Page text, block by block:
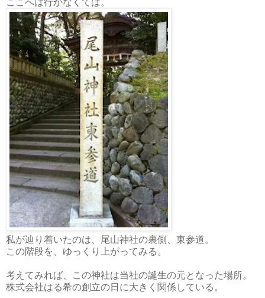
ここへは行かなくては。
私が辿り着いたのは、尾山神社の裏側、東参道。
この階段を、ゆっくり上がってみる。
考えてみれば、この神社は当社の誕生の元となった場所。
株式会社はる希の創立の日に大きく関係している。